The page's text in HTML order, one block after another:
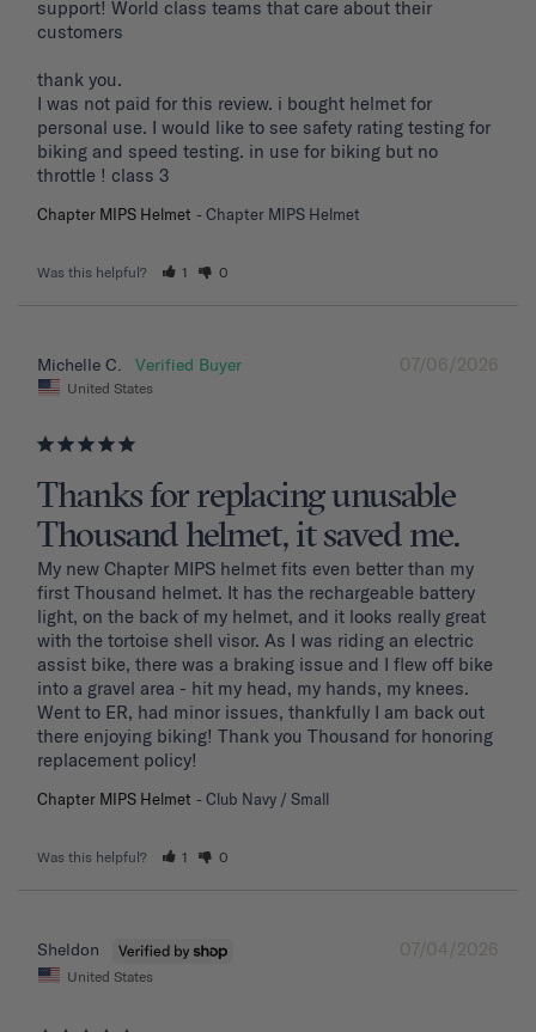
support! World class teams that care about their
customers
thank you.
I was not paid for this review. i bought helmet for
personal use. I would like to see safety rating testing for
biking and speed testing. in use for biking but no
throttle ! class 3
Chapter MIPS Helmet Chapter MIPS Helmet
Was this helpful? 1 0
07/06/2026
Michelle C.
United States
Thanks for replacing unusable
Thousand helmet, it saved me.
My new Chapter MIPS helmet fits even better than my
first Thousand helmet. It has the rechargeable battery
light, on the back of my helmet, and it looks really great
with the tortoise shell visor. As I was riding an electric
assist bike, there was a braking issue and I flew off bike
into a gravel area - hit my head, my hands, my knees.
Went to ER, had minor issues, thankfully I am back out
there enjoying biking! Thank you Thousand for honoring
replacement policy!
Chapter MIPS Helmet Club Navy / Small
Was this helpful? 1 0
07/04/2026
Sheldon
United States